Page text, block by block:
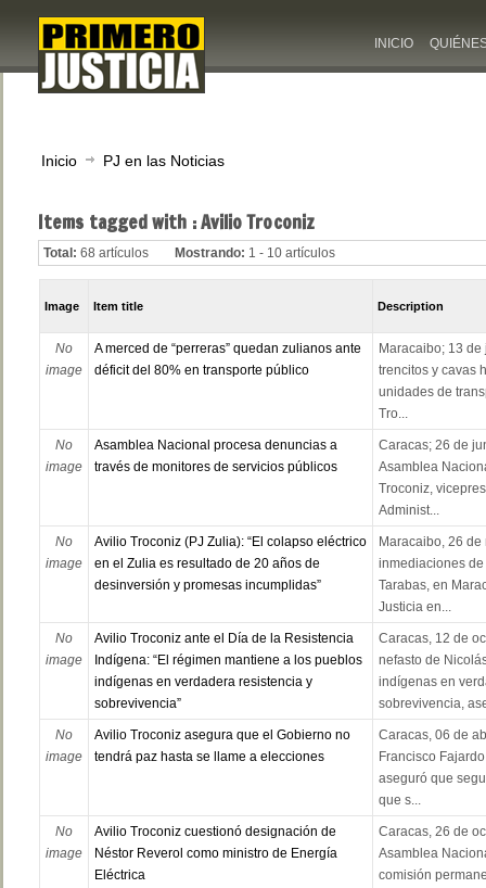
INICIO
Inicio PJ en las Noticias
Items tagged with : Avilio Troconiz
Total: 68 artículos Mostrando: 1 - 10 artículos
Image Item title Description
No
image
A merced de “perreras” quedan zulianos ante
déficit del 80% en transporte público
Maracaibo; 13
trencitos y cavas
unidades de
Tro...
No
image
Asamblea Nacional procesa denuncias a
través de monitores de servicios públicos
Caracas; 26 de
Asamblea
Troconiz,
Administ...
No
image
Avilio Troconiz (PJ Zulia): “El colapso eléctrico
en el Zulia es resultado de 20 años de
desinversión y promesas incumplidas”
Maracaibo, 26
inmediaciones
Tarabas, en
Justicia en...
No
image
Avilio Troconiz ante el Día de la Resistencia
Indígena: “El régimen mantiene a los pueblos
indígenas en verdadera resistencia y
sobrevivencia”
Caracas, 12 de
nefasto de
indígenas en
sobrevivencia,
No
image
Avilio Troconiz asegura que el Gobierno no
tendrá paz hasta se llame a elecciones
Caracas, 06 de
Francisco
aseguró que
que s...
No
image
Avilio Troconiz cuestionó designación de
Néstor Reverol como ministro de Energía
Eléctrica
Caracas, 26 de
Asamblea
comisión